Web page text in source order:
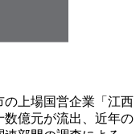
の上場国営企業「江西
億元が流出、近年の